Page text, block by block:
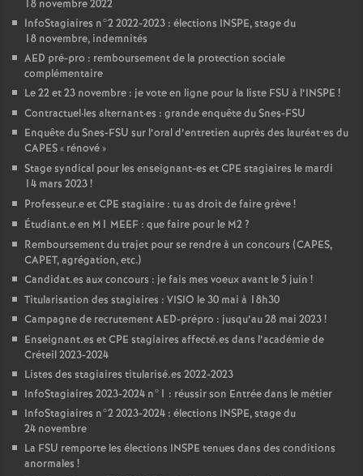
18 novembre 2022
InfoStagiaires n°2 2022-2023 : élections INSPE, stage du
18 novembre, indemnités
AED pré-pro : remboursement de la protection sociale
complémentaire
Le 22 et 23 novembre : je vote en ligne pour la liste FSU à l’INSPE !
Contractuel·les alternant·es : grande enquête du Snes-FSU
Enquête du Snes-FSU sur l’oral d’entretien auprès des lauréat•es du
CAPES« rénové»
Stage syndical pour les enseignant-es etCPE stagiaires le mardi
14 mars 2023!
Professeur.e etCPE stagiaire : tu as droit de faire grève!
Étudiant.e en M1 MEEF : que faire pour le M2?
Remboursement du trajet pour se rendre à un concours (CAPES,
CAPET, agrégation, etc.)
Candidat.es aux concours : je fais mes voeux avant le 5 juin !
Titularisation des stagiaires : VISIO le 30 mai à 18h30
Campagne de recrutementAED-prépro : jusqu’au 28 mai 2023!
Enseignant.es etCPE stagiaires affecté.es dans l’académie de
Créteil 2023-2024
Listes des stagiaires titularisé.es 2022-2023
InfoStagiaires 2023-2024 n°1 : réussir son Entrée dans le métier
InfoStagiaires n°2 2023-2024 : élections INSPE, stage du
24 novembre
La FSU remporte les élections INSPE tenues dans des conditions
anormales !